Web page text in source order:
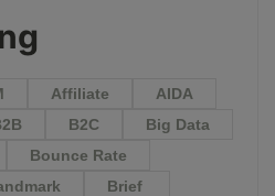
Affiliate
AIDA
B2C
Big Data
Bounce Rate
Brief